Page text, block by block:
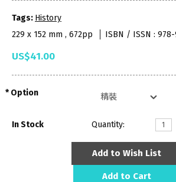
Tags: History
229 x 152 mm , 672pp
ISBN / ISSN :
US$41.00
Option
In Stock Quantity:
Add to Wish List
Add to Cart